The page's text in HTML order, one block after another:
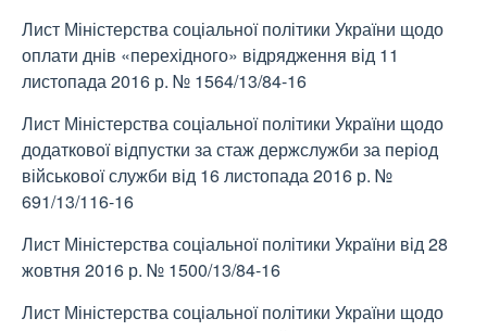
Лист Міністерства соціальної політики України щодо
оплати днів «перехідного» відрядження від 11
листопада 2016 р. № 1564/13/84-16
Лист Міністерства соціальної політики України щодо
додаткової відпустки за стаж держслужби за період
військової служби від 16 листопада 2016 р. №
691/13/116-16
Лист Міністерства соціальної політики України від 28
жовтня 2016 р. № 1500/13/84-16
Лист Міністерства соціальної політики України щодо